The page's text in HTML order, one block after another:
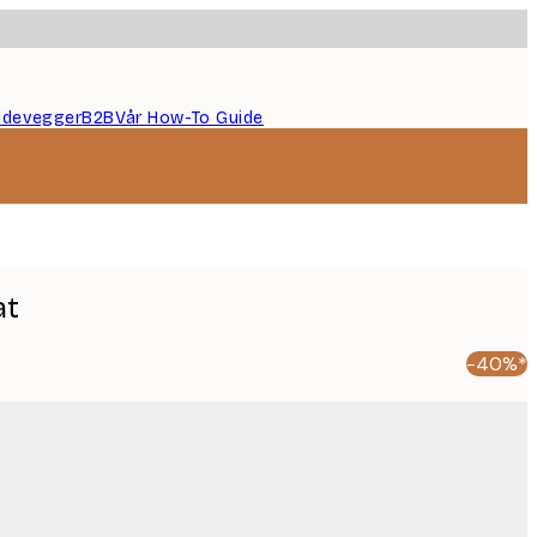
B2BVår How-To Guide
-40%*